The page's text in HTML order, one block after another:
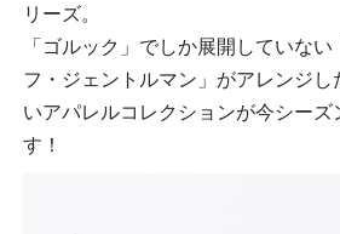
リーズ。
「ゴルック」でしか展開していな
フ・ジェントルマン」がアレンジ
いアパレルコレクションが今シー
す！